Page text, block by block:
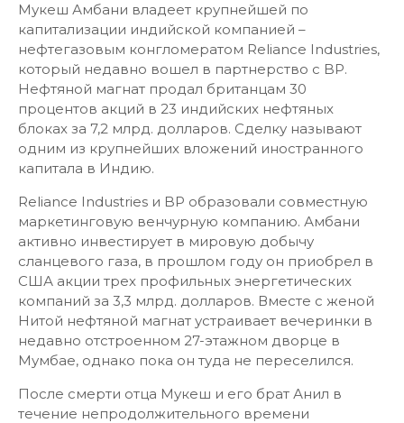
Мукеш Амбани владеет крупнейшей по
капитализации индийской компанией –
нефтегазовым конгломератом Reliance Industries,
который недавно вошел в партнерство с BP.
Нефтяной магнат продал британцам 30
процентов акций в 23 индийских нефтяных
блоках за 7,2 млрд. долларов. Сделку называют
одним из крупнейших вложений иностранного
капитала в Индию.
Reliance Industries и BP образовали совместную
маркетинговую венчурную компанию. Амбани
активно инвестирует в мировую добычу
сланцевого газа, в прошлом году он приобрел в
США акции трех профильных энергетических
компаний за 3,3 млрд. долларов. Вместе с женой
Нитой нефтяной магнат устраивает вечеринки в
недавно отстроенном 27-этажном дворце в
Мумбае, однако пока он туда не переселился.
После смерти отца Мукеш и его брат Анил в
течение непродолжительного времени